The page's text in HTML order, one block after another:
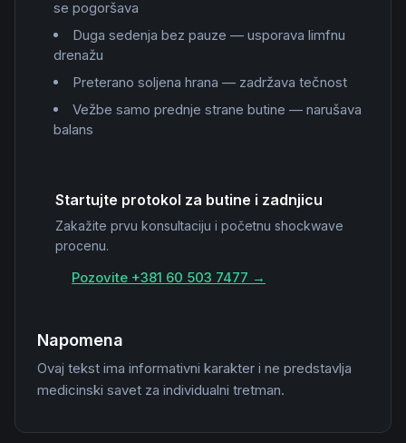
se pogoršava
Duga sedenja bez pauze — usporava limfnu
drenažu
Preterano soljena hrana — zadržava tečnost
Vežbe samo prednje strane butine — narušava
balans
Startujte protokol za butine i zadnjicu
Zakažite prvu konsultaciju i početnu shockwave
procenu.
Pozovite +381 60 503 7477 →
Napomena
Ovaj tekst ima informativni karakter i ne predstavlja
medicinski savet za individualni tretman.